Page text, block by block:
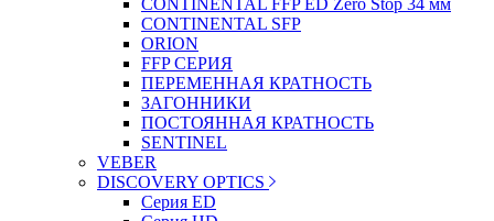
CONTINENTAL FFP ED Zero Stop 34 мм
CONTINENTAL SFP
ORION
FFP СЕРИЯ
ПЕРЕМЕННАЯ КРАТНОСТЬ
ЗАГОННИКИ
ПОСТОЯННАЯ КРАТНОСТЬ
SENTINEL
VEBER
DISCOVERY OPTICS
Серия ED